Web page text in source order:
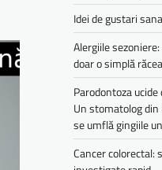
Idei de gustari
Alergiile
doar o simplă
Parodontoza
Un stomatolog din
se umflă gingiile
Cancer colorectal: